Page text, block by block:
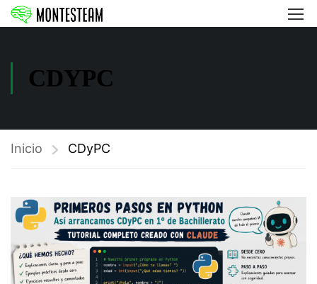
CDYPC
Inicio CDyPC